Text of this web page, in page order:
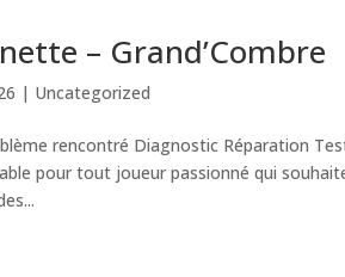
– Grand’Combre
| Uncategorized
rencontré Diagnostic Réparation
pour tout joueur passionné qui